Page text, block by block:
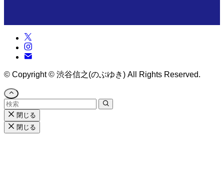
© Copyright © 渋谷信之(のぶゆき) All Rights Reserved.
閉じる
閉じる